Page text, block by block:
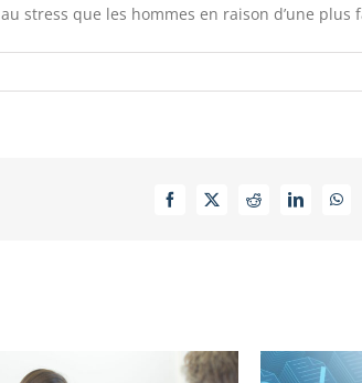
stress que les hommes en raison d’une plus
Facebook
X RedditLinkedIn